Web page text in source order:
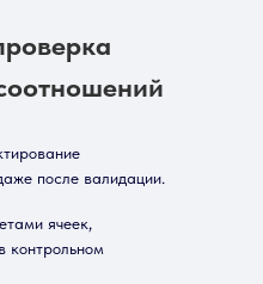
после валидации.
ячеек,
контрольном